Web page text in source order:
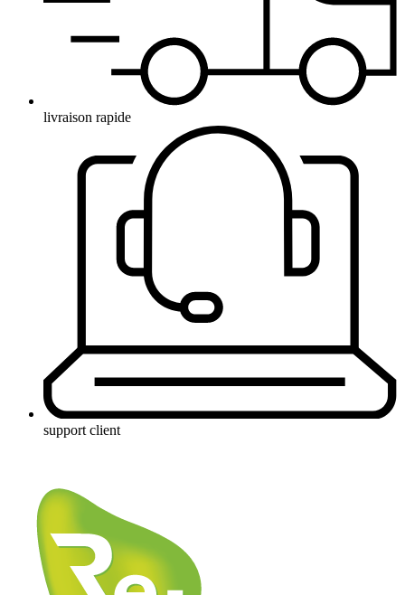
livraison rapide
support client